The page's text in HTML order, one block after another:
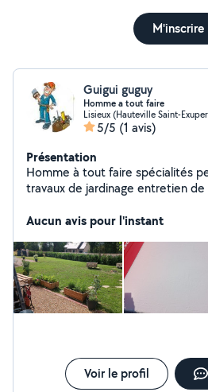
M'inscrire
Guigui guguy
Homme a tout faire
Lisieux (Hauteville Saint-
5/5 (1 avis)
Présentation
Homme à tout faire spécialités
travaux de jardinage entretien
Aucun avis pour l'instant
Voir le profil